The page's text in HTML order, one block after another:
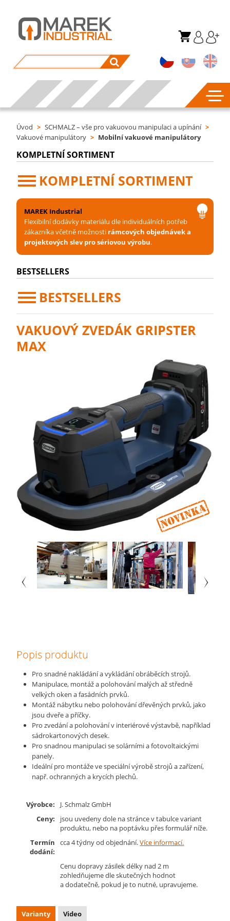
Úvod > SCHMALZ – vše pro vakuovou manipulaci a upínání >
Vakuové manipulátory > Mobilní vakuové manipulátory
KOMPLETNÍ SORTIMENT
KOMPLETNÍ SORTIMENT
MAREK Industrial
Flexibilní dodávky materiálu dle individuálních potřeb
zákazníka včetně možnosti rámcových objednávek a
projektových slev pro sériovou výrobu.
BESTSELLERS
BESTSELLERS
VAKUOVÝ ZVEDÁK GRIPSTER
MAX
Popis produktu
Pro snadné nakládání a vykládání obráběcích strojů.
Manipulace, montáž a polohování malých až středně
velkých oken a fasádních prvků.
Montáž nábytku nebo polohování dřevěných prvků, jako
jsou dveře a příčky.
Pro zvedání a polohování v interiérové výstavbě, například
sádrokartonových de­sek.
Pro snadnou manipulaci se solárními a fotovoltaickými
panely.
Ideální pro montáže ve speciální výrobě strojů a zařízení,
např. ochranných a krycích plechů.
Výrobce:
J. Schmalz GmbH
Ceny:
jsou uvedeny dole na stránce v tabulce variant
produktu, nebo na poptávku přes formulář níže.
Termín
dodání:
cca 4 týdny od objednání.Více informací.
Cenu dopravy zásilek délky nad 2 m
zohledňujeme dle skutečných hodnot
a dodatečně, pokud je to nutné, upravujeme.
Varianty Video